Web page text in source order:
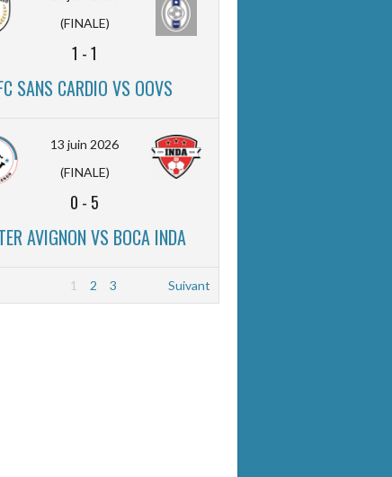
(FINALE)
1 -1
SANS CARDIO VS OOVS
13 juin 2026
(FINALE)
0 - 5
AVIGNON VS BOCA INDA
1 2 3 Suivant